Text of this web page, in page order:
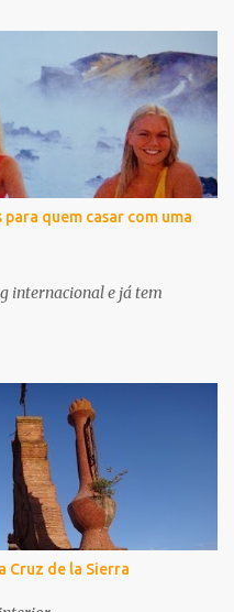
quem casar com uma
internacional e já tem
Cruz de la Sierra